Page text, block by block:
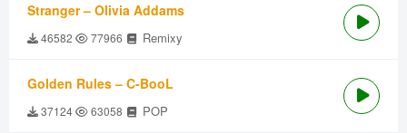
Stranger – Olivia Addams
46582 77966 Remixy
Golden Rules – C-BooL
37124 63058 POP